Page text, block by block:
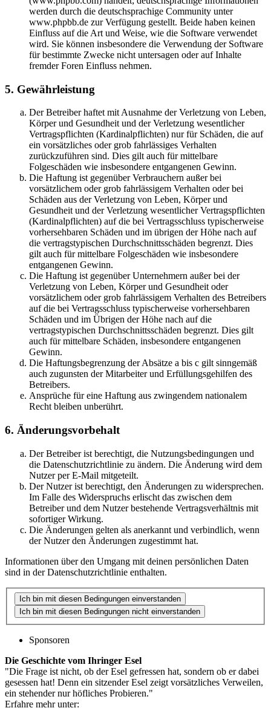
werden durch die deutschsprachige Community unter
www.phpbb.de zur Verfügung gestellt. Beide haben keinen
Einfluss auf die Art und Weise, wie die Software verwendet
wird. Sie können insbesondere die Verwendung der Software
für bestimmte Zwecke nicht untersagen oder auf Inhalte
fremder Foren Einfluss nehmen.
5. Gewährleistung
Der Betreiber haftet mit Ausnahme der Verletzung von Leben,
Körper und Gesundheit und der Verletzung wesentlicher
Vertragspflichten (Kardinalpflichten) nur für Schäden, die auf
ein vorsätzliches oder grob fahrlässiges Verhalten
zurückzuführen sind. Dies gilt auch für mittelbare
Folgeschäden wie insbesondere entgangenen Gewinn.
Die Haftung ist gegenüber Verbrauchern außer bei
vorsätzlichem oder grob fahrlässigem Verhalten oder bei
Schäden aus der Verletzung von Leben, Körper und
Gesundheit und der Verletzung wesentlicher Vertragspflichten
(Kardinalpflichten) auf die bei Vertragsschluss typischerweise
vorhersehbaren Schäden und im übrigen der Höhe nach auf
die vertragstypischen Durchschnittsschäden begrenzt. Dies
gilt auch für mittelbare Folgeschäden wie insbesondere
entgangenen Gewinn.
Die Haftung ist gegenüber Unternehmern außer bei der
Verletzung von Leben, Körper und Gesundheit oder
vorsätzlichem oder grob fahrlässigem Verhalten des Betreibers
auf die bei Vertragsschluss typischerweise vorhersehbaren
Schäden und im Übrigen der Höhe nach auf die
vertragstypischen Durchschnittsschäden begrenzt. Dies gilt
auch für mittelbare Schäden, insbesondere entgangenen
Gewinn.
Die Haftungsbegrenzung der Absätze a bis c gilt sinngemäß
auch zugunsten der Mitarbeiter und Erfüllungsgehilfen des
Betreibers.
Ansprüche für eine Haftung aus zwingendem nationalem
Recht bleiben unberührt.
6. Änderungsvorbehalt
Der Betreiber ist berechtigt, die Nutzungsbedingungen und
die Datenschutzrichtlinie zu ändern. Die Änderung wird dem
Nutzer per E-Mail mitgeteilt.
Der Nutzer ist berechtigt, den Änderungen zu widersprechen.
Im Falle des Widerspruchs erlischt das zwischen dem
Betreiber und dem Nutzer bestehende Vertragsverhältnis mit
sofortiger Wirkung.
Die Änderungen gelten als anerkannt und verbindlich, wenn
der Nutzer den Änderungen zugestimmt hat.
Informationen über den Umgang mit deinen persönlichen Daten
sind in der Datenschutzrichtlinie enthalten.
Sponsoren
Die Geschichte vom Ihringer Esel
"Die Frage ist nicht, ob der Esel gefressen hat, sondern ob er dabei
gesessen hat! Denn ein sitzender Esel zeigt vorsätzliches Verweilen,
ein stehender nur höfliches Probieren."
Erfahre mehr unter: